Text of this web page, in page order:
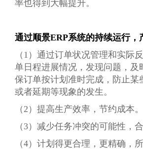
率也得到大幅提升。
通过顺景ERP系统的持续运行，
（1）通过订单状况管理和实际
单日程进展情况，发现问题，及
保订单按计划准时完成，防止某
或者延期等现象的发生。
（2）提高生产效率，节约成本。
（3）减少任务冲突的可能性，
（4）计划得更合理，更精确，